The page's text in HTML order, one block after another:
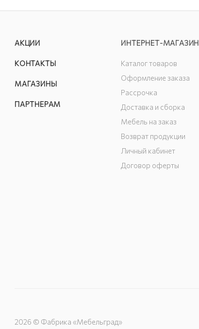
АКЦИИ
КОНТАКТЫ
МАГАЗИНЫ
ПАРТНЕРАМ
ИНТЕРНЕТ-МАГАЗИН
Каталог товаров
Оформление заказа
Рассрочка
Доставка и сборка
Мебель на заказ
Возврат продукции
Личный кабинет
Договор оферты
2026 © Фабрика «Мебельград»